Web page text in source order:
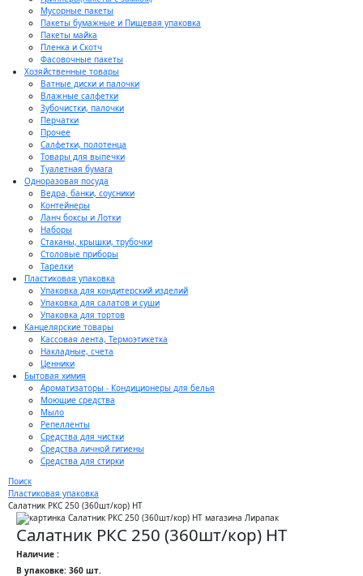
Мусорные пакеты
Пакеты бумажные и Пищевая упаковка
Пакеты майка
Пленка и Скотч
Фасовочные пакеты
Хозяйственные товары
Ватные диски и палочки
Влажные салфетки
Зубочистки, палочки
Перчатки
Прочее
Салфетки, полотенца
Товары для выпечки
Туалетная бумага
Одноразовая посуда
Ведра, банки, соусники
Контейнеры
Ланч боксы и Лотки
Наборы
Стаканы, крышки, трубочки
Столовые приборы
Тарелки
Пластиковая упаковка
Упаковка для кондитерский изделий
Упаковка для салатов и суши
Упаковка для тортов
Канцелярские товары
Кассовая лента, Термоэтикетка
Накладные, счета
Ценники
Бытовая химия
Ароматизаторы - Кондиционеры для белья
Моющие средства
Мыло
Репелленты
Средства для чистки
Средства личной гигиены
Средства для стирки
Поиск
Пластиковая упаковка
Салатник РКС 250 (360шт/кор) НТ
Салатник РКС 250 (360шт/кор) НТ
Наличие :
В упаковке: 360 шт.